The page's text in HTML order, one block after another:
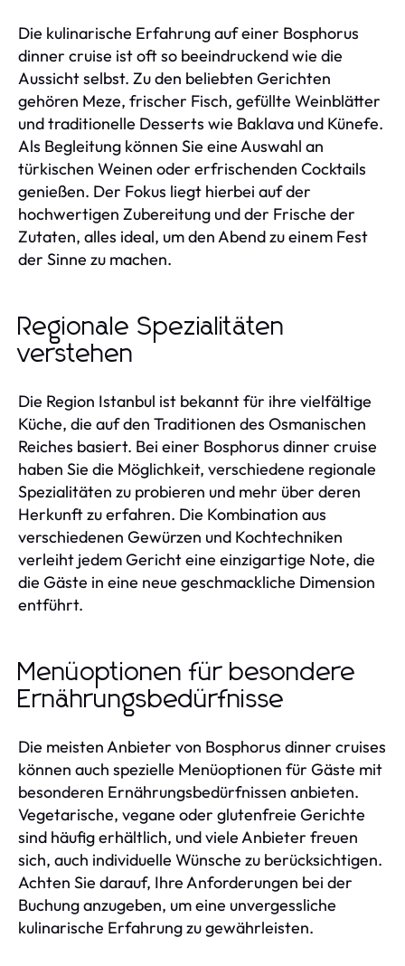
Die kulinarische Erfahrung auf einer Bosphorus
dinner cruise ist oft so beeindruckend wie die
Aussicht selbst. Zu den beliebten Gerichten
gehören Meze, frischer Fisch, gefüllte Weinblätter
und traditionelle Desserts wie Baklava und Künefe.
Als Begleitung können Sie eine Auswahl an
türkischen Weinen oder erfrischenden Cocktails
genießen. Der Fokus liegt hierbei auf der
hochwertigen Zubereitung und der Frische der
Zutaten, alles ideal, um den Abend zu einem Fest
der Sinne zu machen.
Regionale Spezialitäten
verstehen
Die Region Istanbul ist bekannt für ihre vielfältige
Küche, die auf den Traditionen des Osmanischen
Reiches basiert. Bei einer Bosphorus dinner cruise
haben Sie die Möglichkeit, verschiedene regionale
Spezialitäten zu probieren und mehr über deren
Herkunft zu erfahren. Die Kombination aus
verschiedenen Gewürzen und Kochtechniken
verleiht jedem Gericht eine einzigartige Note, die
die Gäste in eine neue geschmackliche Dimension
entführt.
Menüoptionen für besondere
Ernährungsbedürfnisse
Die meisten Anbieter von Bosphorus dinner cruises
können auch spezielle Menüoptionen für Gäste mit
besonderen Ernährungsbedürfnissen anbieten.
Vegetarische, vegane oder glutenfreie Gerichte
sind häufig erhältlich, und viele Anbieter freuen
sich, auch individuelle Wünsche zu berücksichtigen.
Achten Sie darauf, Ihre Anforderungen bei der
Buchung anzugeben, um eine unvergessliche
kulinarische Erfahrung zu gewährleisten.